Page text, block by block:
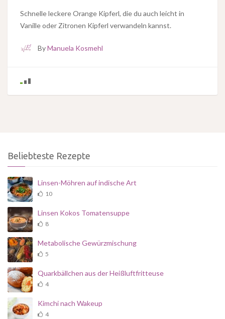
Schnelle leckere Orange Kipferl, die du auch leicht in
Vanille oder Zitronen Kipferl verwandeln kannst.
ByManuela Kosmehl
Beliebteste Rezepte
Linsen-Möhren auf indische Art
10
Linsen Kokos Tomatensuppe
8
Metabolische Gewürzmischung
5
Quarkbällchen aus der Heißluftfritteuse
4
Kimchi nach Wakeup
4